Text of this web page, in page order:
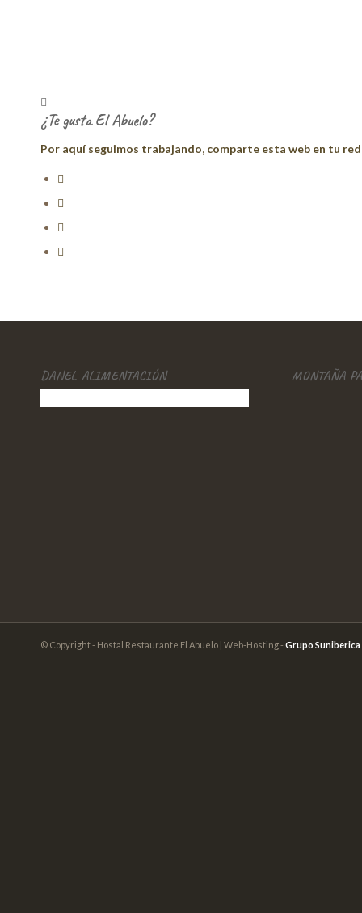
¿Te gusta El Abuelo?
Por aquí seguimos trabajando, comparte esta web en tu
DANEL ALIMENTACIÓN MONTAÑA
© Copyright - Hostal Restaurante El Abuelo | Web-Hosting - Grupo Suniberica